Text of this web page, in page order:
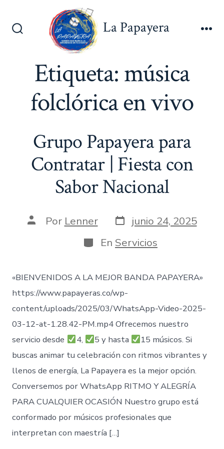
Alternar
La Papayera
Etiqueta:música
folclórica en vivo
Grupo Papayera para
Contratar | Fiesta con
Sabor Nacional
AutorPor Lenner Fecha
de
publicación
junio 24, 2025
Categorías
En Servicios
«BIENVENIDOS A LA MEJOR BANDA PAPAYERA»
https://www.papayeras.co/wp-
content/uploads/2025/03/WhatsApp-Video-2025-
03-12-at-1.28.42-PM.mp4 Ofrecemos nuestro
servicio desde
4, 5 y hasta
15 músicos. Si
buscas animar tu celebración con ritmos vibrantes y
llenos de energía, La Papayera es la mejor opción.
Conversemos por WhatsApp RITMO Y ALEGRÍA
PARA CUALQUIER OCASIÓN Nuestro grupo está
conformado por músicos profesionales que
interpretan con maestría […]